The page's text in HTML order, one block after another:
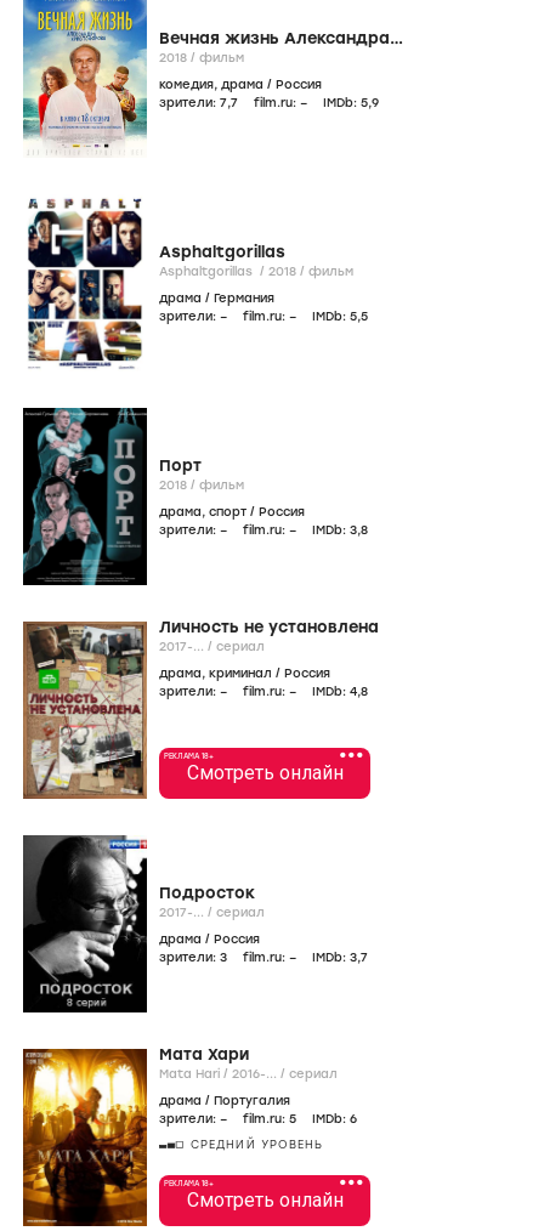
Вечная жизнь Александра
Христофорова
2018 / фильм
комедия, драма / Россия
зрители: 7,7 film.ru: – IMDb: 5,9
Asphaltgorillas
Asphaltgorillas / 2018 / фильм
драма / Германия
зрители: – film.ru: – IMDb: 5,5
Порт
2018 / фильм
драма, спорт / Россия
зрители: – film.ru: – IMDb: 3,8
Личность не установлена
2017-... / сериал
драма, криминал / Россия
зрители: – film.ru: – IMDb: 4,8
•••
РЕКЛАМА 18+
Смотреть онлайн
Подросток
2017-... / сериал
драма / Россия
зрители: 3 film.ru: – IMDb: 3,7
Мата Хари
Mata Hari / 2016-... / сериал
драма / Португалия
зрители: – film.ru: 5 IMDb: 6
СРЕДНИЙ УРОВЕНЬ
•••
РЕКЛАМА 18+
Смотреть онлайн